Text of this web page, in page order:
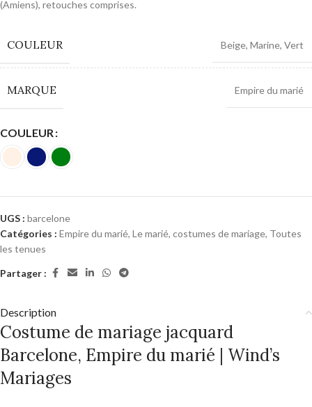
(Amiens), retouches comprises.
COULEUR Beige, Marine, Vert
MARQUE Empire du marié
COULEUR
UGS : barcelone
Catégories : Empire du marié, Le marié, costumes de mariage, Toutes
les tenues
Partager :
Description
Costume de mariage jacquard
Barcelone, Empire du marié | Wind’s
Mariages